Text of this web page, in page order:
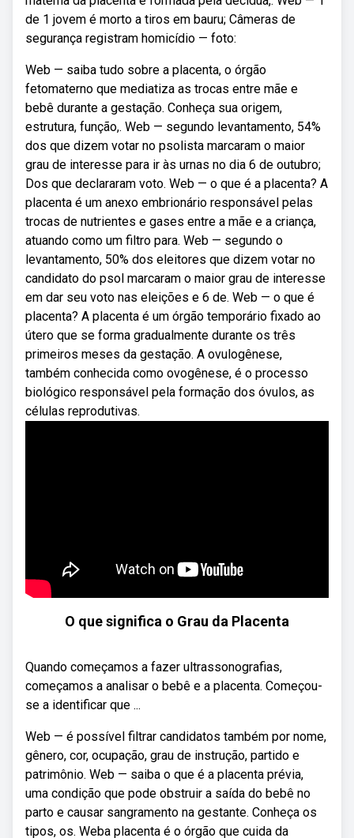
de 1 jovem é morto a tiros em bauru; Câmeras de
segurança registram homicídio — foto:
Web — saiba tudo sobre a placenta, o órgão
fetomaterno que mediatiza as trocas entre mãe e
bebê durante a gestação. Conheça sua origem,
estrutura, função,. Web — segundo levantamento, 54%
dos que dizem votar no psolista marcaram o maior
grau de interesse para ir às urnas no dia 6 de outubro;
Dos que declararam voto. Web — o que é a placenta? A
placenta é um anexo embrionário responsável pelas
trocas de nutrientes e gases entre a mãe e a criança,
atuando como um filtro para. Web — segundo o
levantamento, 50% dos eleitores que dizem votar no
candidato do psol marcaram o maior grau de interesse
em dar seu voto nas eleições e 6 de. Web — o que é
placenta? A placenta é um órgão temporário fixado ao
útero que se forma gradualmente durante os três
primeiros meses da gestação. A ovulogênese,
também conhecida como ovogênese, é o processo
biológico responsável pela formação dos óvulos, as
células reprodutivas.
O que significa o Grau da Placenta
Quando começamos a fazer ultrassonografias,
começamos a analisar o bebê e a placenta. Começou-
se a identificar que ...
Web — é possível filtrar candidatos também por nome,
gênero, cor, ocupação, grau de instrução, partido e
patrimônio. Web — saiba o que é a placenta prévia,
uma condição que pode obstruir a saída do bebê no
parto e causar sangramento na gestante. Conheça os
tipos, os. Weba placenta é o órgão que cuida da